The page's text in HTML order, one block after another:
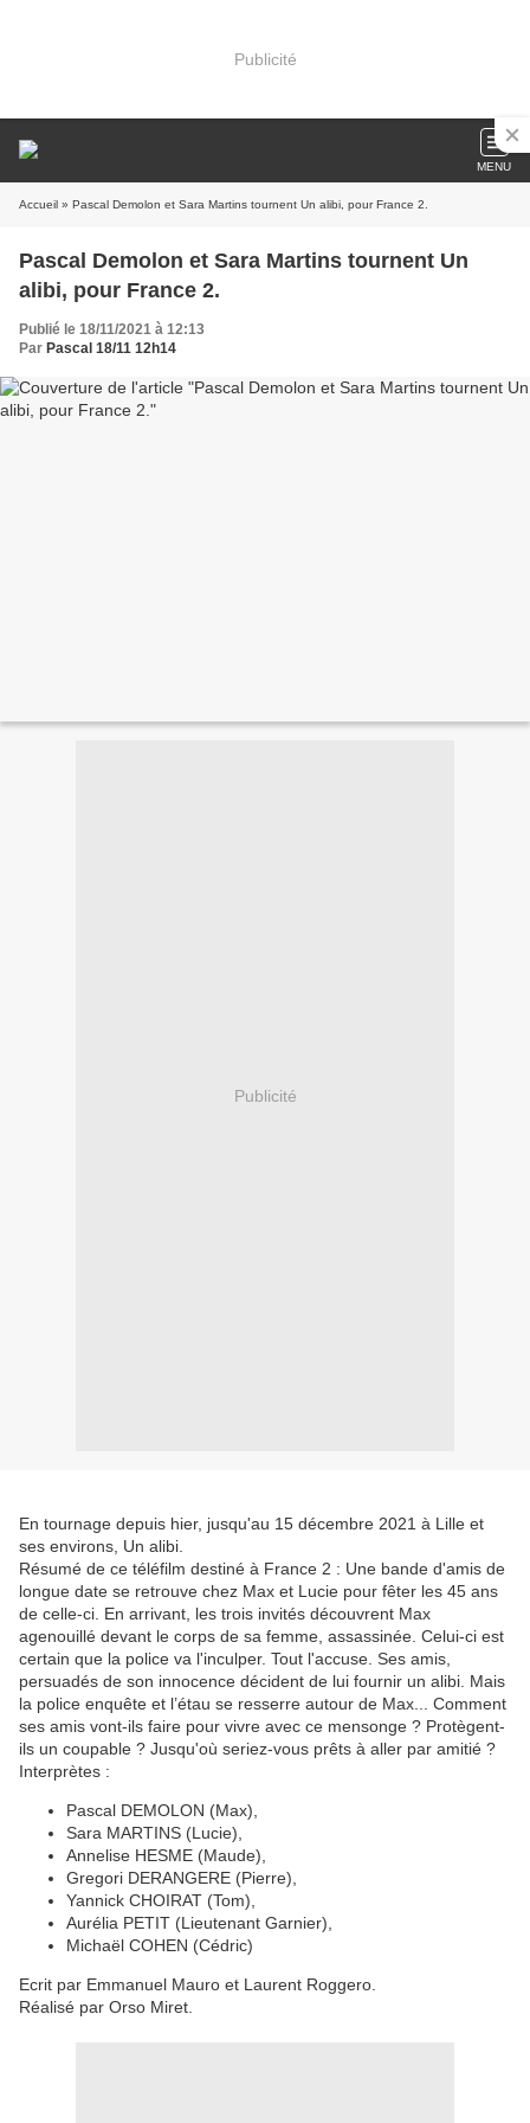
Publicité
MENU
Accueil » Pascal Demolon et Sara Martins tournent Un alibi, pour France 2.
Pascal Demolon et Sara Martins tournent Un
alibi, pour France 2.
Publié le 18/11/2021 à 12:13
Par Pascal 18/11 12h14
Publicité
En tournage depuis hier, jusqu'au 15 décembre 2021 à Lille et
ses environs, Un alibi.
Résumé de ce téléfilm destiné à France 2 : Une bande d'amis de
longue date se retrouve chez Max et Lucie pour fêter les 45 ans
de celle-ci. En arrivant, les trois invités découvrent Max
agenouillé devant le corps de sa femme, assassinée. Celui-ci est
certain que la police va l'inculper. Tout l'accuse. Ses amis,
persuadés de son innocence décident de lui fournir un alibi. Mais
la police enquête et l’étau se resserre autour de Max... Comment
ses amis vont-ils faire pour vivre avec ce mensonge ? Protègent-
ils un coupable ? Jusqu'où seriez-vous prêts à aller par amitié ?
Interprètes :
Pascal DEMOLON (Max),
Sara MARTINS (Lucie),
Annelise HESME (Maude),
Gregori DERANGERE (Pierre),
Yannick CHOIRAT (Tom),
Aurélia PETIT (Lieutenant Garnier),
Michaël COHEN (Cédric)
Ecrit par Emmanuel Mauro et Laurent Roggero.
Réalisé par Orso Miret.